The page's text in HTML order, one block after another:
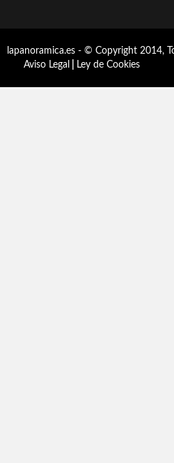
lapanoramica.es - © Copyright 2014,
Aviso Legal
Ley de Cookies